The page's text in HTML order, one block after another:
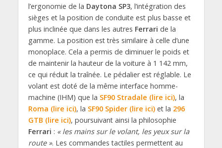
l’ergonomie de la Daytona SP3, l’intégration des
sièges et la position de conduite est plus basse et
plus inclinée que dans les autres Ferrari de la
gamme. La position est très similaire à celle d’une
monoplace. Cela a permis de diminuer le poids et
de maintenir la hauteur de la voiture à 1 142 mm,
ce qui réduit la traînée. Le pédalier est réglable. Le
volant est doté de la même interface homme-
machine (IHM) que la SF90 Stradale (lire ici), la
Roma (lire ici), la SF90 Spider (lire ici)et la 296
GTB (lire ici), poursuivant ainsi la philosophie
Ferrari : « les mains sur le volant, les yeux sur la
route ». Les commandes tactiles permettent au